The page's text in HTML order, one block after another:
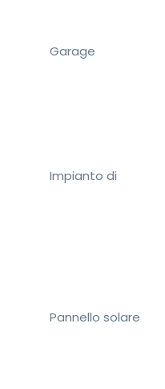
Garage
Impianto di
Pannello solare